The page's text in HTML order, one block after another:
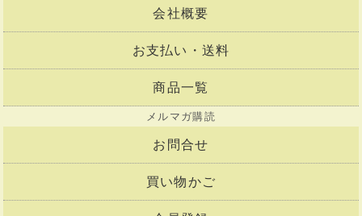
会社概要
お支払い・送料
商品一覧
メルマガ購読
お問合せ
買い物かご